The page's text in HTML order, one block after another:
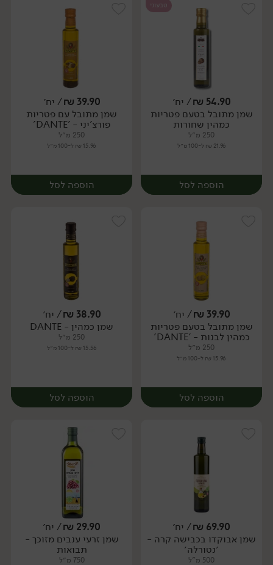
יח׳ יח׳
טבעוני
54.90
₪/ יח׳
שמן מתובל בטעם פטריות
כמהין שחורות
250 מ״ל
21.96 ₪ ל-100 מ״ל
הוספה לסל
יח׳
39.90
₪/ יח׳
שמן מתובל עם פטריות
פורצ'יני - 'DANTE'
250 מ״ל
15.96 ₪ ל-100 מ״ל
הוספה לסל
יח׳
39.90
₪/ יח׳
שמן מתובל בטעם פטריות
כמהין לבנות - 'DANTE'
250 מ״ל
15.96 ₪ ל-100 מ״ל
הוספה לסל
יח׳
38.90
₪/ יח׳
שמן כמהין - DANTE
250 מ״ל
15.56 ₪ ל-100 מ״ל
הוספה לסל
יח׳
69.90
₪/ יח׳
שמן אבוקדו בכבישה קרה -
׳נטורלה׳
500 מ"ל
29.90
₪/ יח׳
שמן זרעי ענבים מזוכך -
תבואות
750 מ״ל